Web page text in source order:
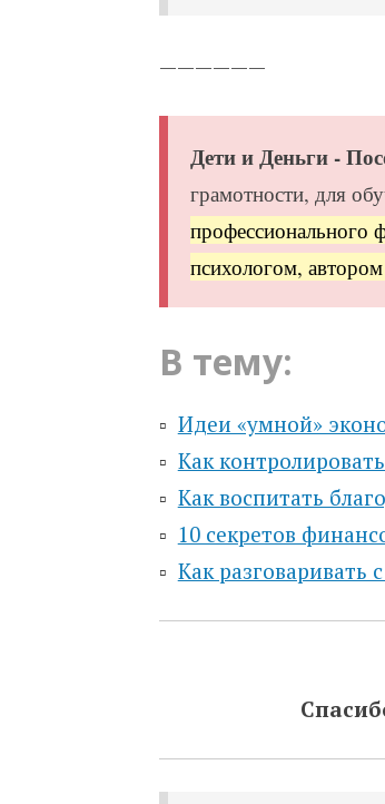
——————
Дети и Деньги -
грамотности, для
профессионального
психологом,
В тему:
▫️ Идеи «умной»
▫️ Как
▫️ Как воспитать
▫️ 10 секретов
▫️ Как разговаривать